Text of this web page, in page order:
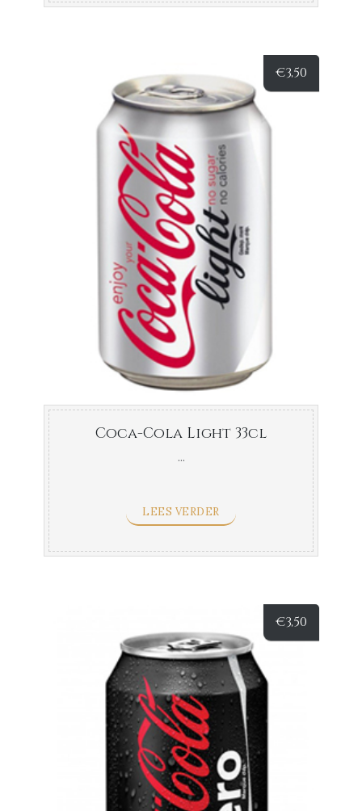
€3,50
Coca-Cola Light 33cl
...
LEES VERDER
€3,50